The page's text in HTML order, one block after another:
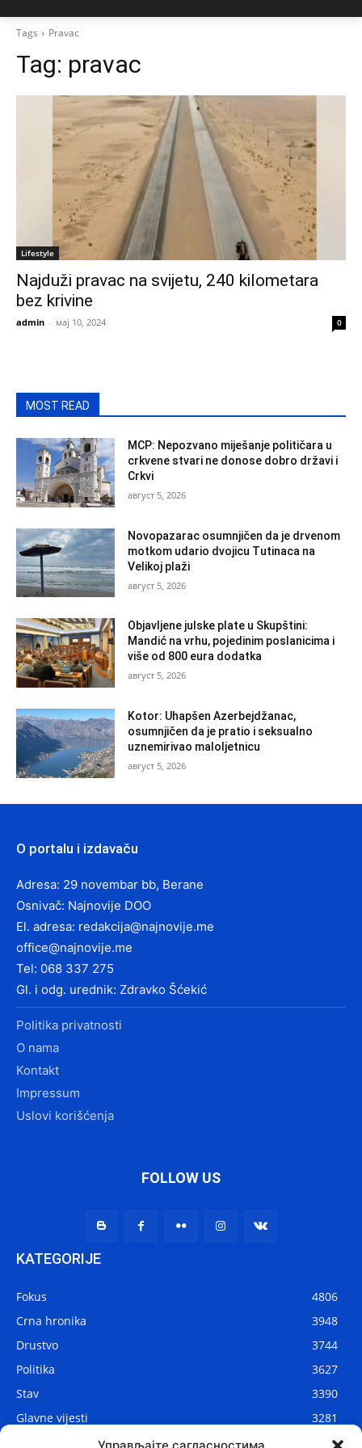
Tags Pravac
Tag: pravac
Lifestyle
Najduži pravac na svijetu, 240 kilometara
bez krivine
admin - мај 10, 2024 0
MOST READ
MCP: Nepozvano miješanje političara u
crkvene stvari ne donose dobro državi i
Crkvi
август 5, 2026
Novopazarac osumnjičen da je drvenom
motkom udario dvojicu Tutinaca na
Velikoj plaži
август 5, 2026
Objavljene julske plate u Skupštini:
Mandić na vrhu, pojedinim poslanicima i
više od 800 eura dodatka
август 5, 2026
Kotor: Uhapšen Azerbejdžanac,
osumnjičen da je pratio i seksualno
uznemirivao maloljetnicu
август 5, 2026
O portalu i izdavaču
Adresa: 29 novembar bb, Berane
Osnivač: Najnovije DOO
El. adresa: redakcija@najnovije.me
office@najnovije.me
Tel: 068 337 275
Gl. i odg. urednik: Zdravko Šćekić
Politika privatnosti
O nama
Kontakt
Impressum
Uslovi korišćenja
FOLLOW US
KATEGORIJE
Fokus
4806
Crna hronika
3948
Drustvo
3744
Politika
3627
Stav
3390
Glavne vijesti
3281
2904